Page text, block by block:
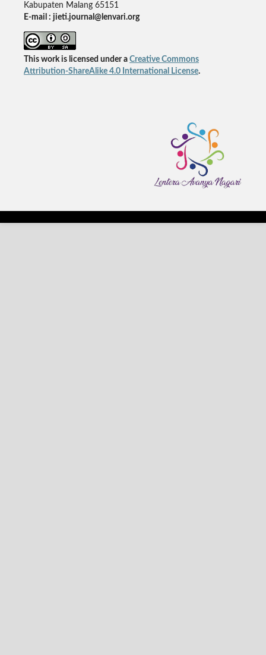
Kabupaten Malang 65151
E-mail : jieti.journal@lenvari.org
This work is licensed under a Creative Commons
Attribution-ShareAlike 4.0 International License.